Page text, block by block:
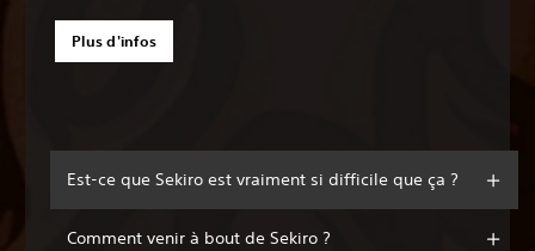
Plus d'infos
Est-ce que Sekiro est vraiment si difficile que ça ?
Comment venir à bout de Sekiro ?